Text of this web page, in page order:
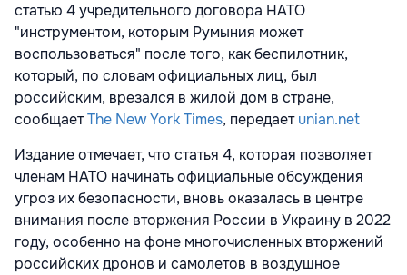
статью 4 учредительного договора НАТО
"инструментом, которым Румыния может
воспользоваться" после того, как беспилотник,
который, по словам официальных лиц, был
российским, врезался в жилой дом в стране,
сообщаетThe New York Times, передаетunian.net
Издание отмечает, что статья 4, которая позволяет
членам НАТО начинать официальные обсуждения
угроз их безопасности, вновь оказалась в центре
внимания после вторжения России в Украину в 2022
году, особенно на фоне многочисленных вторжений
российских дронов и самолетов в воздушное